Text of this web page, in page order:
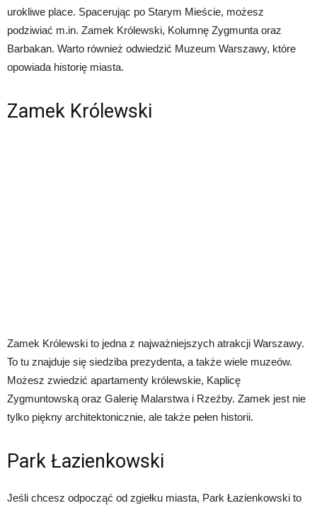
urokliwe place. Spacerując po Starym Mieście, możesz
podziwiać m.in. Zamek Królewski, Kolumnę Zygmunta oraz
Barbakan. Warto również odwiedzić Muzeum Warszawy, które
opowiada historię miasta.
Zamek Królewski
Zamek Królewski to jedna z najważniejszych atrakcji Warszawy.
To tu znajduje się siedziba prezydenta, a także wiele muzeów.
Możesz zwiedzić apartamenty królewskie, Kaplicę
Zygmuntowską oraz Galerię Malarstwa i Rzeźby. Zamek jest nie
tylko piękny architektonicznie, ale także pełen historii.
Park Łazienkowski
Jeśli chcesz odpocząć od zgiełku miasta, Park Łazienkowski to